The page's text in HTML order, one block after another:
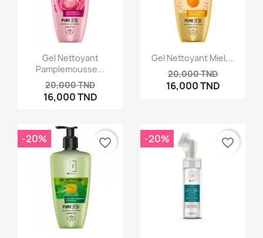
Gel Nettoyant
Pamplemousse...
20,000 TND
16,000 TND
Gel Nettoyant Miel,...
20,000 TND
16,000 TND
-20% favorite_border -20% favorite_border
Créer une liste d'envies
Nom de la liste d'envies